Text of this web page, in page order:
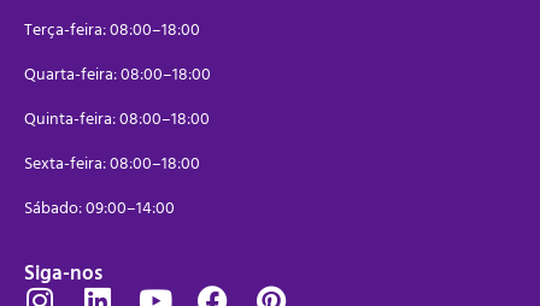
Terça-feira: 08:00–18:00
Quarta-feira: 08:00–18:00
Quinta-feira: 08:00–18:00
Sexta-feira: 08:00–18:00
Sábado: 09:00–14:00
Siga-nos